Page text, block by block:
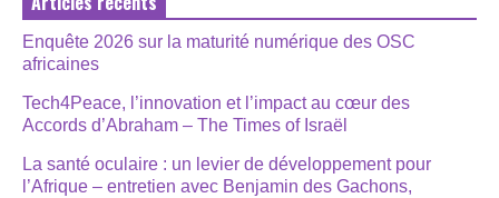
Enquête 2026 sur la maturité numérique des OSC
africaines
Tech4Peace, l’innovation et l’impact au cœur des
Accords d’Abraham – The Times of Israël
La santé oculaire : un levier de développement pour
l’Afrique – entretien avec Benjamin des Gachons,